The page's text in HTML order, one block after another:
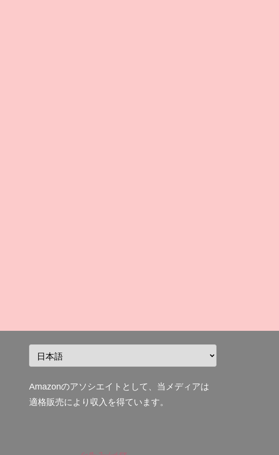
Amazonのアソシエイトとして、当メディアは
適格販売により収入を得ています。